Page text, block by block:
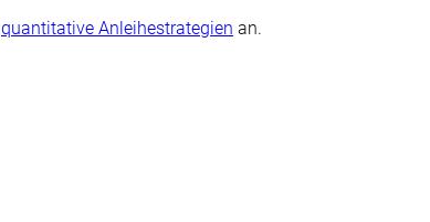
quantitative Anleihestrategien an.